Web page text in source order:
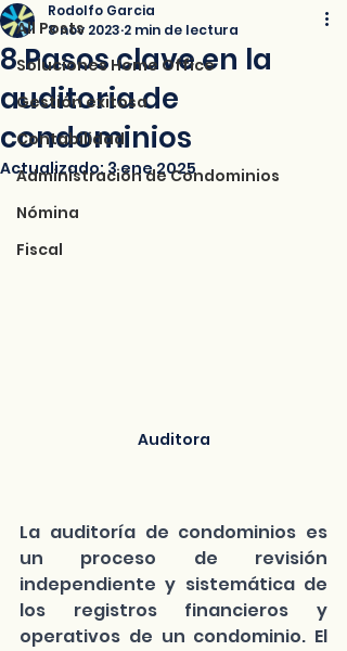
All Posts
Soluciones Home Office
Gestión exitosa
Contabilidad
Administración de Condominios
Nómina
Fiscal
8 Pasos clave en la
auditoria de
condominios
Rodolfo Garcia
8 nov 2023 2 min de lectura
Actualizado:3 ene 2025
Auditora
La auditoría de condominios es
un proceso de revisión
independiente y sistemática de
los registros financieros y
operativos de un condominio. El